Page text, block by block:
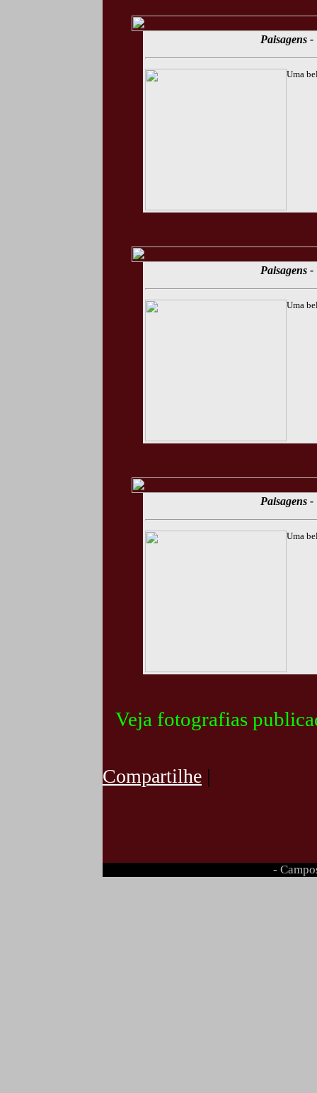
Paisagens
Uma
Paisagens
Uma
Paisagens
Uma
Veja fotografias
Compartilhe |
-